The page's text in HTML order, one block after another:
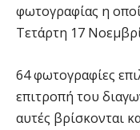
φωτογραφίας η
Τετάρτη 17
64 φωτογραφίες
επιτροπή του
αυτές βρίσκονται